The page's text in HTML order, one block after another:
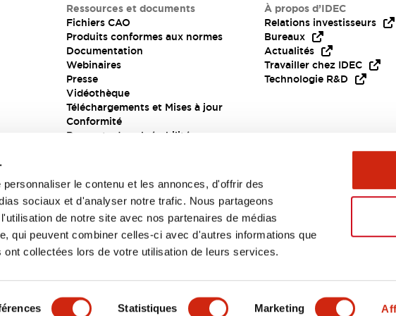
le contenu et les annonces, d'offrir des
sociaux et d'analyser notre trafic. Nous partageons
de notre site avec nos partenaires de médias
qui peuvent combiner celles-ci avec d'autres informations que
collectées lors de votre utilisation de leurs services.
Statistiques Marketing
Ressources et documents
Fichiers CAO
Produits conformes aux normes
Documentation
Webinaires
Presse
Vidéothèque
Téléchargements et Mises à jour
Conformité
Rapports de vulnérabilité
À propos d’IDEC
Relations investisseurs
Bureaux
Actualités
Travailler chez IDEC
Technologie R&D
générales